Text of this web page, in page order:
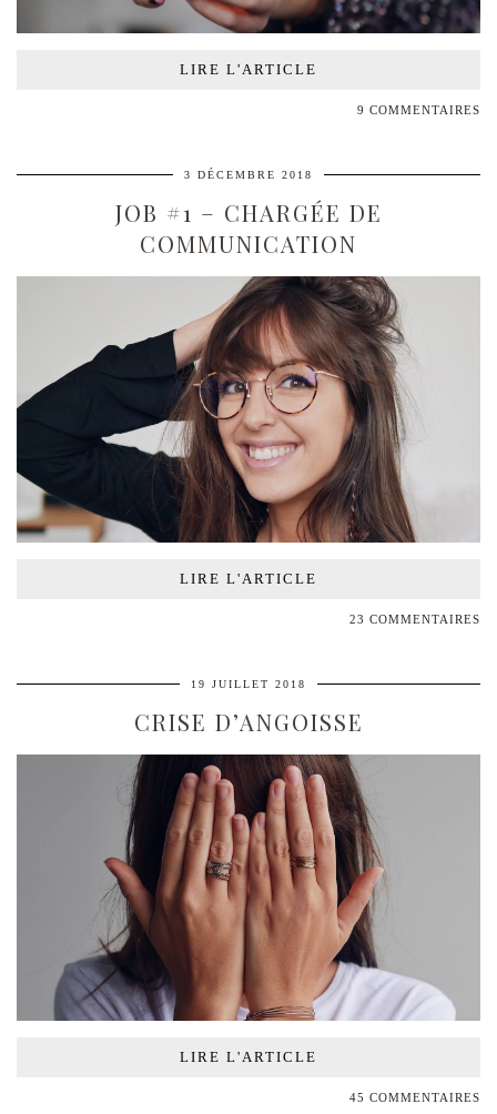
LIRE L'ARTICLE
9 COMMENTAIRES
3 DÉCEMBRE 2018
JOB #1 – CHARGÉE DE
COMMUNICATION
LIRE L'ARTICLE
23 COMMENTAIRES
19 JUILLET 2018
CRISE D’ANGOISSE
LIRE L'ARTICLE
45 COMMENTAIRES